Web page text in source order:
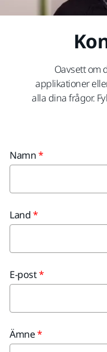
Oavsett om
applikationer
alla dina frågor.
Namn
Land
E-post
Ämne